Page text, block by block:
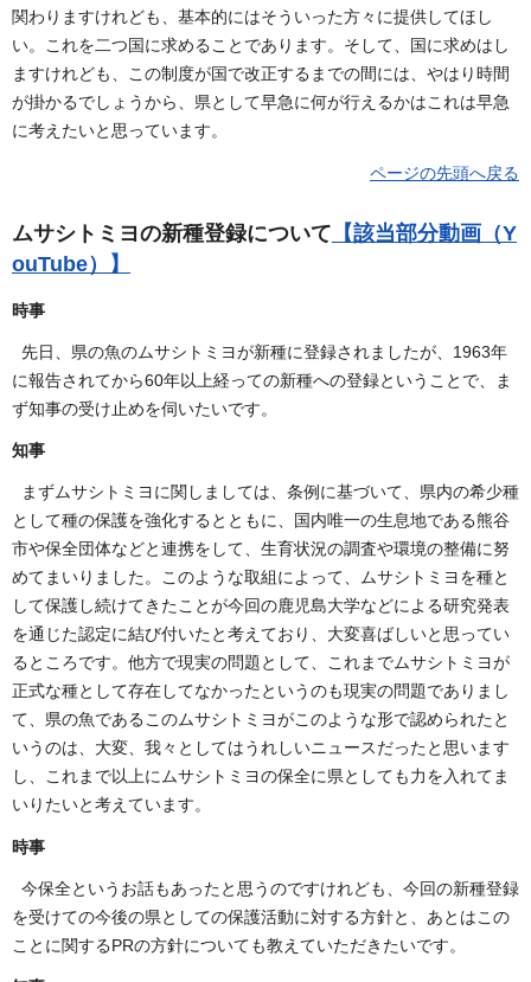
関わりますけれども、基本的にはそういった方々に提供してほし
い。これを二つ国に求めることであります。そして、国に求めはし
ますけれども、この制度が国で改正するまでの間には、やはり時間
が掛かるでしょうから、県として早急に何が行えるかはこれは早急
に考えたいと思っています。
ページの先頭へ戻る
ムサシトミヨの新種登録について 【該当部分動画（Y
ouTube）】
時事
先日、県の魚のムサシトミヨが新種に登録されましたが、1963年
に報告されてから60年以上経っての新種への登録ということで、ま
ず知事の受け止めを伺いたいです。
知事
まずムサシトミヨに関しましては、条例に基づいて、県内の希少種
として種の保護を強化するとともに、国内唯一の生息地である熊谷
市や保全団体などと連携をして、生育状況の調査や環境の整備に努
めてまいりました。このような取組によって、ムサシトミヨを種と
して保護し続けてきたことが今回の鹿児島大学などによる研究発表
を通じた認定に結び付いたと考えており、大変喜ばしいと思ってい
るところです。他方で現実の問題として、これまでムサシトミヨが
正式な種として存在してなかったというのも現実の問題でありまし
て、県の魚であるこのムサシトミヨがこのような形で認められたと
いうのは、大変、我々としてはうれしいニュースだったと思います
し、これまで以上にムサシトミヨの保全に県としても力を入れてま
いりたいと考えています。
時事
今保全というお話もあったと思うのですけれども、今回の新種登録
を受けての今後の県としての保護活動に対する方針と、あとはこの
ことに関するPRの方針についても教えていただきたいです。